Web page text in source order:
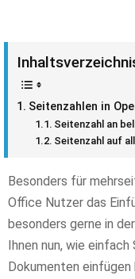
Seitenzahlen in
Seitenzahl an
Seitenzahl auf
Besonders für
Office Nutzer das
besonders gerne in
Ihnen nun, wie einfach
Dokumenten einfügen